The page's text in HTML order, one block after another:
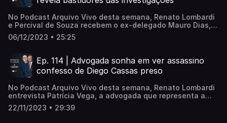
No Podcast Arquivo Vivo desta semana, Renato Lombardi
e Percival de Souza recebem o ex-delegado Mauro Dias,
que atuou no caso do assassinato do empresário Marcos
Kitano Matsunaga. Elize, sua então esposa, foi
esquartejar o corpo do marido. Durante a entrevista, Dr
Mauro revela detalhes das investigações e o perfil da
assassina. Confira!
06/12/2023 • 25:25
Ep. 114 | Advogada sonha em ver assassino
confesso de Diego Cassas preso
No Podcast Arquivo Vivo desta semana, Renato Lombardi
entrevista Patrícia Vega, a advogada que representa a
família de Diego Cassas. Em 2013, o jovem foi morto no
estacionamento de uma lanchonete após uma discussão
22/11/2023 • 29:39